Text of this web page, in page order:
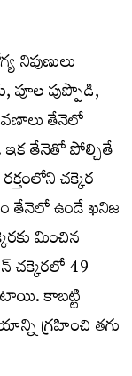
నిపుణులు
పూల పుప్పొడి,
తేనెలో
తేనెతో పోల్చితే
చ‌క్కెర
తేనెలో ఉండే ఖ‌నిజ
మించిన
చ‌క్కెర‌లో 49
కాబ‌ట్టి
గ్ర‌హించి త‌గు